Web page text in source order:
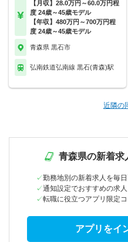
【月収】28.0万円～60.0万円程
度 24歳～45歳モデル
【年収】480万円～700万円程
度 24歳～45歳モデル
青森県 黒石市
弘南鉄道弘南線 黒石(青森)駅
近隣の
青森県の新着求
勤務地別の新着求人を毎
通知設定でおすすめの求
転職に役立つアプリ限定
アプリをイ